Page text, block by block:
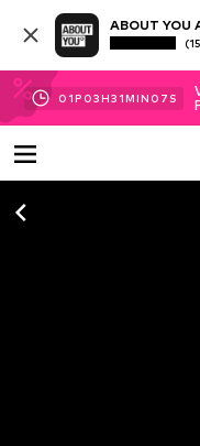
ABOUT YOU
01P 03H31MIN 07 S